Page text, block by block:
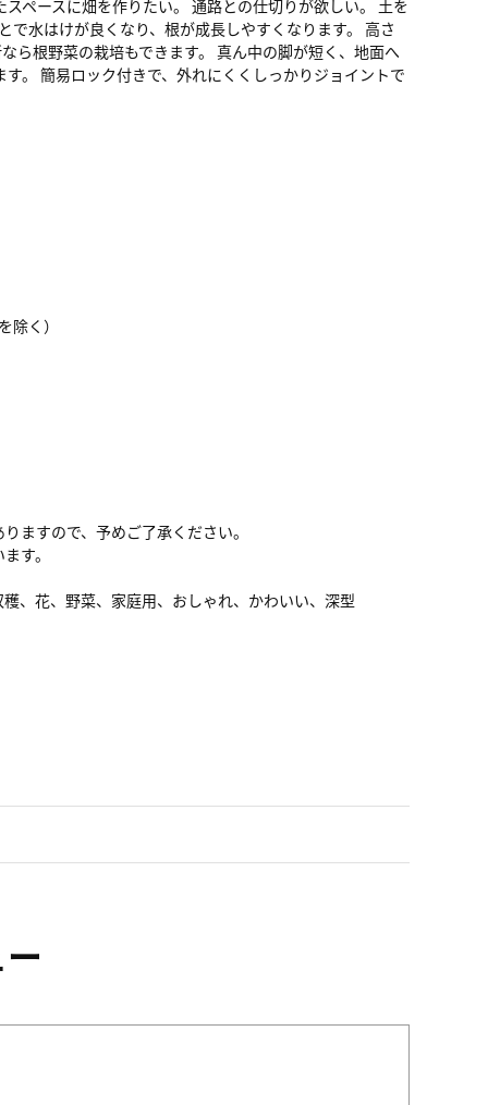
ペースに畑を作りたい。 通路との仕切りが欲しい。 土を
水はけが良くなり、根が成長しやすくなります。 高さ
ら根野菜の栽培もできます。 真ん中の脚が短く、地面へ
。 簡易ロック付きで、外れにくくしっかりジョイントで
く）
ますので、予めご了承ください。
す。
、花、野菜、家庭用、おしゃれ、かわいい、深型